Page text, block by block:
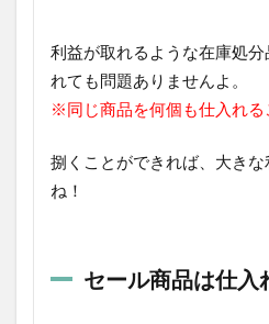
利益が取れるような在庫処
れても問題ありませんよ。
※同じ商品を何個も仕入れる
捌くことができれば、大き
ね！
セール商品は仕入